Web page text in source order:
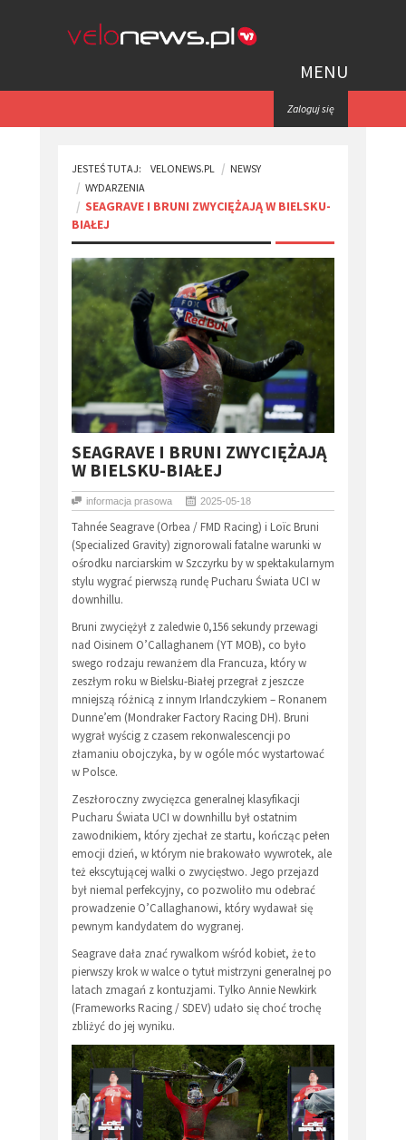
MENU
Zaloguj się
JESTEŚ TUTAJ: VELONEWS.PL
NEWSY
WYDARZENIA
​SEAGRAVE I BRUNI ZWYCIĘŻAJĄ W BIELSKU-
BIAŁEJ
​SEAGRAVE I BRUNI ZWYCIĘŻAJĄ
W BIELSKU-BIAŁEJ
informacja prasowa 2025-05-18
Tahnée Seagrave (Orbea / FMD Racing) i Loïc Bruni
(Specialized Gravity) zignorowali fatalne warunki w
ośrodku narciarskim w Szczyrku by w spektakularnym
stylu wygrać pierwszą rundę Pucharu Świata UCI w
downhillu.
Bruni zwyciężył z zaledwie 0,156 sekundy przewagi
nad Oisinem O’Callaghanem (YT MOB), co było
swego rodzaju rewanżem dla Francuza, który w
zeszłym roku w Bielsku-Białej przegrał z jeszcze
mniejszą różnicą z innym Irlandczykiem – Ronanem
Dunne’em (Mondraker Factory Racing DH). Bruni
wygrał wyścig z czasem rekonwalescencji po
złamaniu obojczyka, by w ogóle móc wystartować
w Polsce.
Zeszłoroczny zwycięzca generalnej klasyfikacji
Pucharu Świata UCI w downhillu był ostatnim
zawodnikiem, który zjechał ze startu, kończąc pełen
emocji dzień, w którym nie brakowało wywrotek, ale
też ekscytującej walki o zwycięstwo. Jego przejazd
był niemal perfekcyjny, co pozwoliło mu odebrać
prowadzenie O’Callaghanowi, który wydawał się
pewnym kandydatem do wygranej.
Seagrave dała znać rywalkom wśród kobiet, że to
pierwszy krok w walce o tytuł mistrzyni generalnej po
latach zmagań z kontuzjami. Tylko Annie Newkirk
(Frameworks Racing / SDEV) udało się choć trochę
zbliżyć do jej wyniku.